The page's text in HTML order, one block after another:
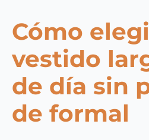
Cómo
vestido
de día sin
de formal